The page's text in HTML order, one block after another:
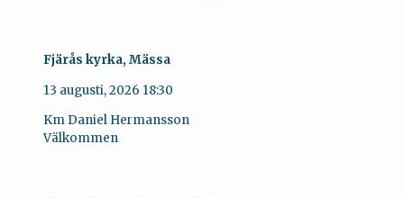
Fjärås kyrka, Mässa
13 augusti, 2026 18:30
Km Daniel Hermansson
Välkommen